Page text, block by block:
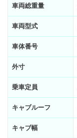
車両総重量
車両型式
車体番号
外寸
乗車定員
キャブルーフ
キャブ幅